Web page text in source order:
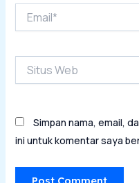
Web
Simpan nama, email,
ini untuk komentar saya